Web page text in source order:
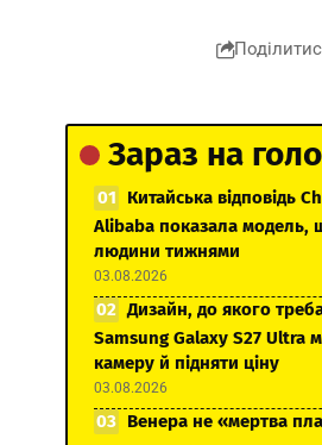
Зараз на
Китайська відповідь
Alibaba показала модель,
людини тижнями
03.08.2026
Дизайн, до якого
Samsung Galaxy S27 Ultra
камеру й підняти ціну
03.08.2026
Венера не «мертва